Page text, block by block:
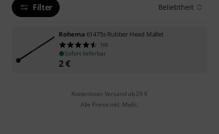
Filter Beliebtheit
Rohema 61475s Rubber Head Mallet
106
Sofort lieferbar
2€
Kostenloser Versand ab 29 €
Alle Preise inkl. MwSt.